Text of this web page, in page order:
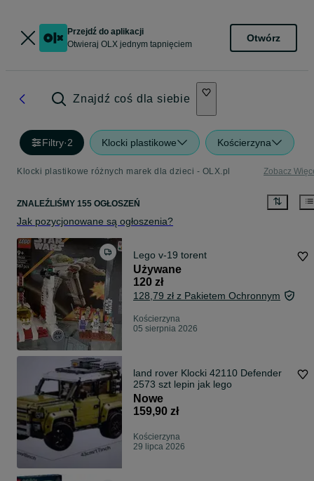
Przejdź do aplikacji
Otwieraj OLX jednym tapnięciem
Otwórz
Znajdź coś dla siebie
Filtry·2 Klocki plastikowe Kościerzyna
Klocki plastikowe różnych marek dla dzieci - OLX.pl Zobacz
ZNALEŹLIŚMY 155 OGŁOSZEŃ
Jak pozycjonowane są ogłoszenia?
Lego v-19 torent
Używane
120 zł
128,79 zł z Pakietem Ochronnym
Kościerzyna
05 sierpnia 2026
land rover Klocki 42110 Defender
2573 szt lepin jak lego
Nowe
159,90 zł
Kościerzyna
29 lipca 2026